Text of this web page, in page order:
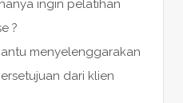
ingin pelatihan
?
menyelenggarakan
dari klien